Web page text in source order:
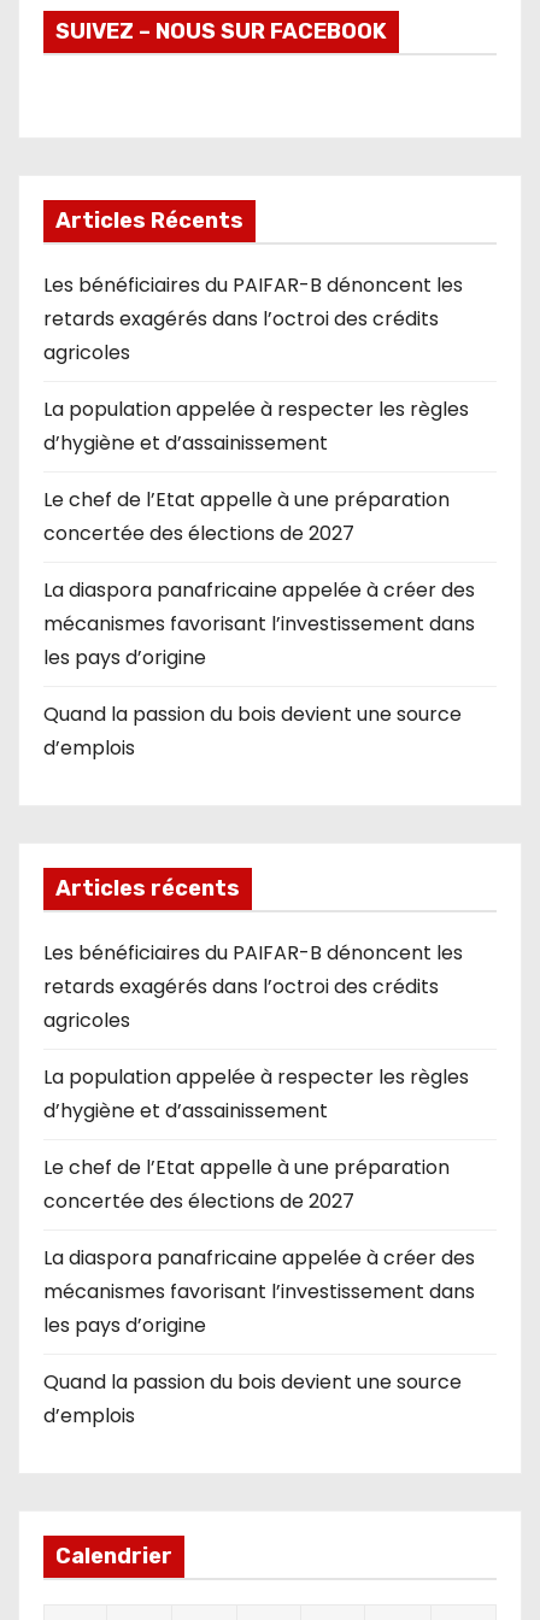
SUIVEZ – NOUS SUR FACEBOOK
Articles Récents
Les bénéficiaires du PAIFAR-B dénoncent les
retards exagérés dans l’octroi des crédits
agricoles
La population appelée à respecter les règles
d’hygiène et d’assainissement
Le chef de l’Etat appelle à une préparation
concertée des élections de 2027
La diaspora panafricaine appelée à créer des
mécanismes favorisant l’investissement dans
les pays d’origine
Quand la passion du bois devient une source
d’emplois
Articles récents
Les bénéficiaires du PAIFAR-B dénoncent les
retards exagérés dans l’octroi des crédits
agricoles
La population appelée à respecter les règles
d’hygiène et d’assainissement
Le chef de l’Etat appelle à une préparation
concertée des élections de 2027
La diaspora panafricaine appelée à créer des
mécanismes favorisant l’investissement dans
les pays d’origine
Quand la passion du bois devient une source
d’emplois
Calendrier